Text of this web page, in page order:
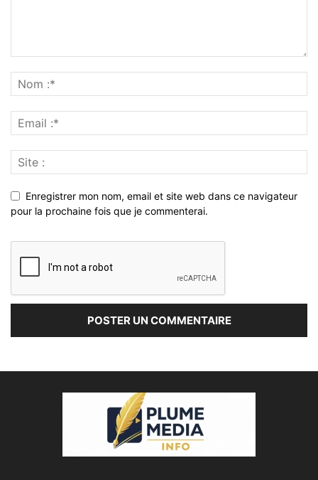
Enregistrer mon nom, email et site web dans ce navigateur
pour la prochaine fois que je commenterai.